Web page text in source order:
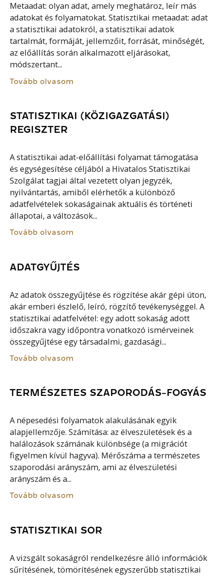
Metaadat: olyan adat, amely meghatároz, leír más
adatokat és folyamatokat. Statisztikai metaadat: adat
a statisztikai adatokról, a statisztikai adatok
tartalmát, formáját, jellemzőit, forrását, minőségét,
az előállítás során alkalmazott eljárásokat,
módszertant...
Tovább olvasom
STATISZTIKAI (KÖZIGAZGATÁSI)
REGISZTER
A statisztikai adat-előállítási folyamat támogatása
és egységesítése céljából a Hivatalos Statisztikai
Szolgálat tagjai által vezetett olyan jegyzék,
nyilvántartás, amiből elérhetők a különböző
adatfelvételek sokaságainak aktuális és történeti
állapotai, a változások...
Tovább olvasom
ADATGYŰJTÉS
Az adatok összegyűjtése és rögzítése akár gépi úton,
akár emberi észlelő, leíró, rögzítő tevékenységgel. A
statisztikai adatfelvétel: egy adott sokaság adott
időszakra vagy időpontra vonatkozó ismérveinek
összegyűjtése egy társadalmi, gazdasági...
Tovább olvasom
TERMÉSZETES SZAPORODÁS-FOGYÁS
A népesedési folyamatok alakulásának egyik
alapjellemzője. Számítása: az élveszületések és a
halálozások számának különbsége (a migrációt
figyelmen kívül hagyva). Mérőszáma a természetes
szaporodási arányszám, ami az élveszületési
arányszám és a...
Tovább olvasom
STATISZTIKAI SOR
A vizsgált sokaságról rendelkezésre álló információk
sűrítésének, tömörítésének egyszerűbb statisztikai